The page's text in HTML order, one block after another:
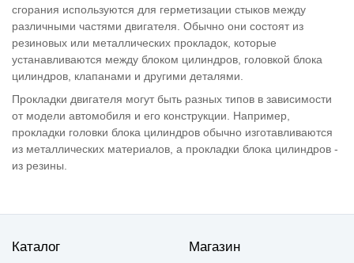
сгорания используются для герметизации стыков между
различными частями двигателя. Обычно они состоят из
резиновых или металлических прокладок, которые
устанавливаются между блоком цилиндров, головкой блока
цилиндров, клапанами и другими деталями.
Прокладки двигателя могут быть разных типов в зависимости
от модели автомобиля и его конструкции. Например,
прокладки головки блока цилиндров обычно изготавливаются
из металлических материалов, а прокладки блока цилиндров -
из резины.
Каталог Магазин